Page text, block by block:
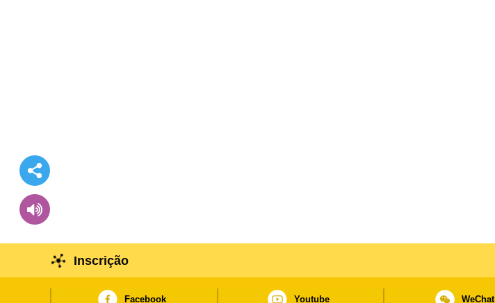
Inscrição
Facebook Youtube WeChat